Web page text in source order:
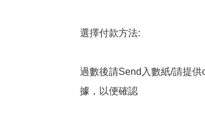
選擇付款方法:
過數後請Send入數紙/請提
據，以便確認